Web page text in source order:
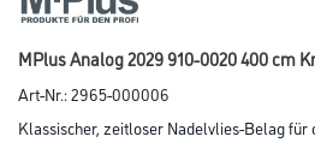
MPlus Analog 2029 910-0020 400 cm
Art-Nr.:2965-000006
Klassischer, zeitloser Nadelvlies-Belag für